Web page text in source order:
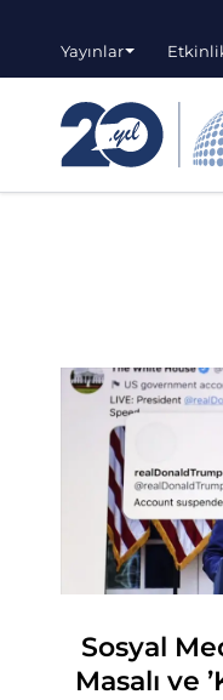
Yayınlar
Sosyal
Masalı ve